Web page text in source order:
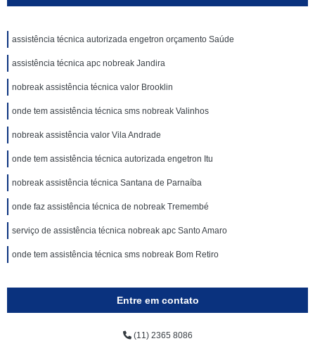
assistência técnica autorizada engetron orçamento Saúde
assistência técnica apc nobreak Jandira
nobreak assistência técnica valor Brooklin
onde tem assistência técnica sms nobreak Valinhos
nobreak assistência valor Vila Andrade
onde tem assistência técnica autorizada engetron Itu
nobreak assistência técnica Santana de Parnaíba
onde faz assistência técnica de nobreak Tremembé
serviço de assistência técnica nobreak apc Santo Amaro
onde tem assistência técnica sms nobreak Bom Retiro
Entre em contato
(11) 2365 8086